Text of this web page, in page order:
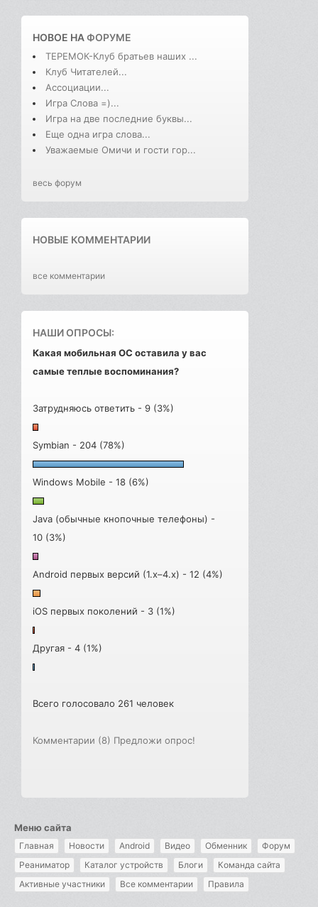
НОВОЕ НАФОРУМЕ
ТЕРЕМОК-Клуб братьев наших ...
Клуб Читателей...
Ассоциации...
Игра Слова =)...
Игра на две последние буквы...
Еще одна игра слова...
Уважаемые Омичи и гости гор...
весь форум
НОВЫЕ КОММЕНТАРИИ
все комментарии
НАШИ ОПРОСЫ:
Какая мобильная ОС оставила у вас
самые теплые воспоминания?
Затрудняюсь ответить - 9 (3%)
Symbian - 204 (78%)
Windows Mobile - 18 (6%)
Java (обычные кнопочные телефоны) -
10 (3%)
Android первых версий (1.x–4.x) - 12 (4%)
iOS первых поколений - 3 (1%)
Другая - 4 (1%)
Всего голосовало 261 человек
Комментарии (8) Предложи опрос!
Меню сайта
Главная Новости Android Видео Обменник
Форум
Реаниматор
Каталог устройств Блоги
Команда сайта
Активные участники
Все комментарии Правила